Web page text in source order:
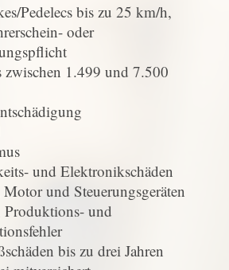
Pedelecs bis zu 25 km/h,
oder
zwischen 1.499 und 7.500
und Elektronikschäden
und Steuerungsgeräten
Produktions- und
bis zu drei Jahren